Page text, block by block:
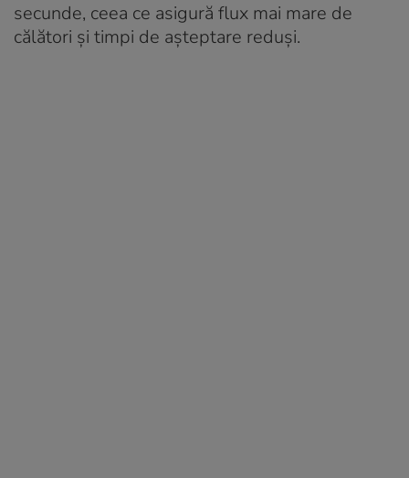
secunde, ceea ce asigură flux mai mare de
călători și timpi de așteptare reduși.